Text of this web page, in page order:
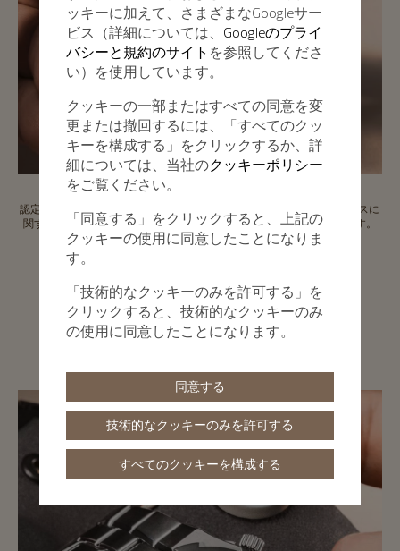
認定中古時計には、それぞれ最低でも2年間の国際保証と、タイムピースに
関する主要情報に直接アクセスできるデジタルパスポートが付属します。
認定中古時計
ッキーに加えて、さまざまなGoogleサー
ビス（詳細については、 Googleのプライ
バシーと規約のサイト を参照してくださ
い）を使用しています。
クッキーの一部またはすべての同意を変
更または撤回するには、「すべてのクッ
キーを構成する」をクリックするか、詳
細については、当社のクッキーポリシー
をご覧ください。
「同意する」をクリックすると、上記の
クッキーの使用に同意したことになりま
す。
「技術的なクッキーのみを許可する」を
クリックすると、技術的なクッキーのみ
の使用に同意したことになります。
同意する
技術的なクッキーのみを許可する
すべてのクッキーを構成する